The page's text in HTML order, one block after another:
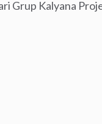
Grup Kalyana